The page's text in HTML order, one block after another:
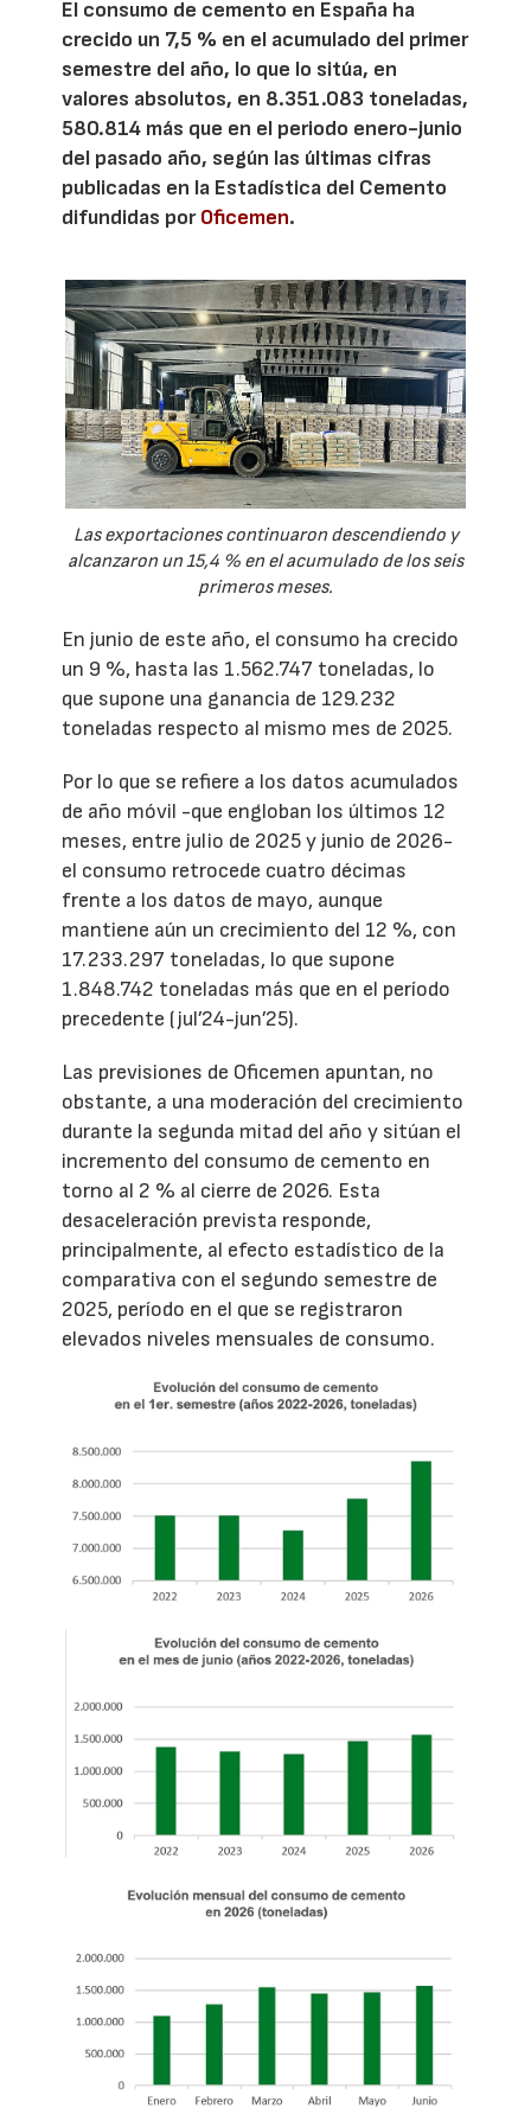
El consumo de cemento en España ha
crecido un 7,5 % en el acumulado del primer
semestre del año, lo que lo sitúa, en
valores absolutos, en 8.351.083 toneladas,
580.814 más que en el periodo enero-junio
del pasado año, según las últimas cifras
publicadas en la Estadística del Cemento
difundidas porOficemen.
Las exportaciones continuaron descendiendo y
alcanzaron un 15,4 % en el acumulado de los seis
primeros meses.
En junio de este año, el consumo ha crecido
un 9 %, hasta las 1.562.747 toneladas, lo
que supone una ganancia de 129.232
toneladas respecto al mismo mes de 2025.
Por lo que se refiere a los datos acumulados
de año móvil -que engloban los últimos 12
meses, entre julio de 2025 y junio de 2026-
el consumo retrocede cuatro décimas
frente a los datos de mayo, aunque
mantiene aún un crecimiento del 12 %, con
17.233.297 toneladas, lo que supone
1.848.742 toneladas más que en el período
precedente (jul’24-jun’25).
Las previsiones de Oficemen apuntan, no
obstante, a una moderación del crecimiento
durante la segunda mitad del año y sitúan el
incremento del consumo de cemento en
torno al 2 % al cierre de 2026. Esta
desaceleración prevista responde,
principalmente, al efecto estadístico de la
comparativa con el segundo semestre de
2025, período en el que se registraron
elevados niveles mensuales de consumo.